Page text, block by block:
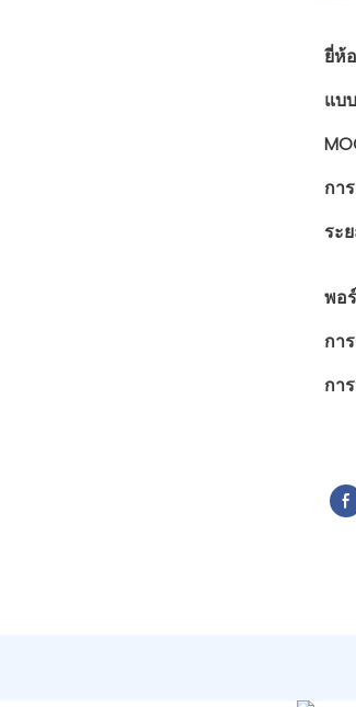
ยี่ห้
แบ
กา
ระ
พอ
กา
กา